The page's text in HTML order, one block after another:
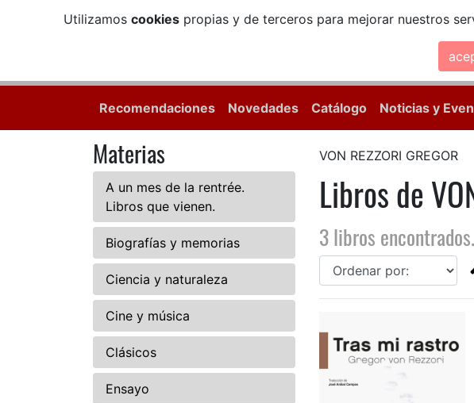
Utilizamos cookiespropias y de terceros para mejorar nuestros
Recomendaciones Novedades Catálogo Noticias y
Materias
A un mes de la rentrée.
Libros que vienen.
Biografías y memorias
Ciencia y naturaleza
Cine y música
Clásicos
Ensayo
VON REZZORI GREGOR
Libros de
3 libros